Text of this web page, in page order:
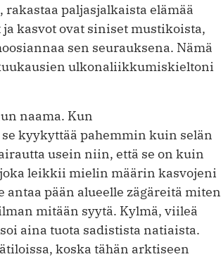
paljasjalkaista elämää
kasvot ovat siniset mustikoista,
sen seurauksena. Nämä
ulkonaliikkumiskieltoni
naama. Kun
kyykyttää pahemmin kuin selän
usein niin, että se on kuin
leikkii mielin määrin kasvojeni
pään alueelle zägäreitä miten
mitään syytä. Kylmä, viileä
aina tuota sadistista natiaista.
koska tähän arktiseen